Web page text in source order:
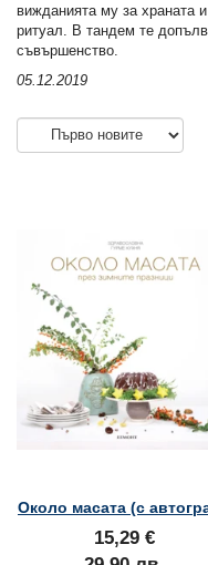
вижданията му за храната
ритуал. В тандем те
съвършенство.
05.12.2019
Около масата (с
15,29 €